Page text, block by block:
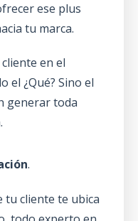
ese plus
tu marca.
en el
el ¿Qué? Sino el
generar toda
.
tu cliente te ubica